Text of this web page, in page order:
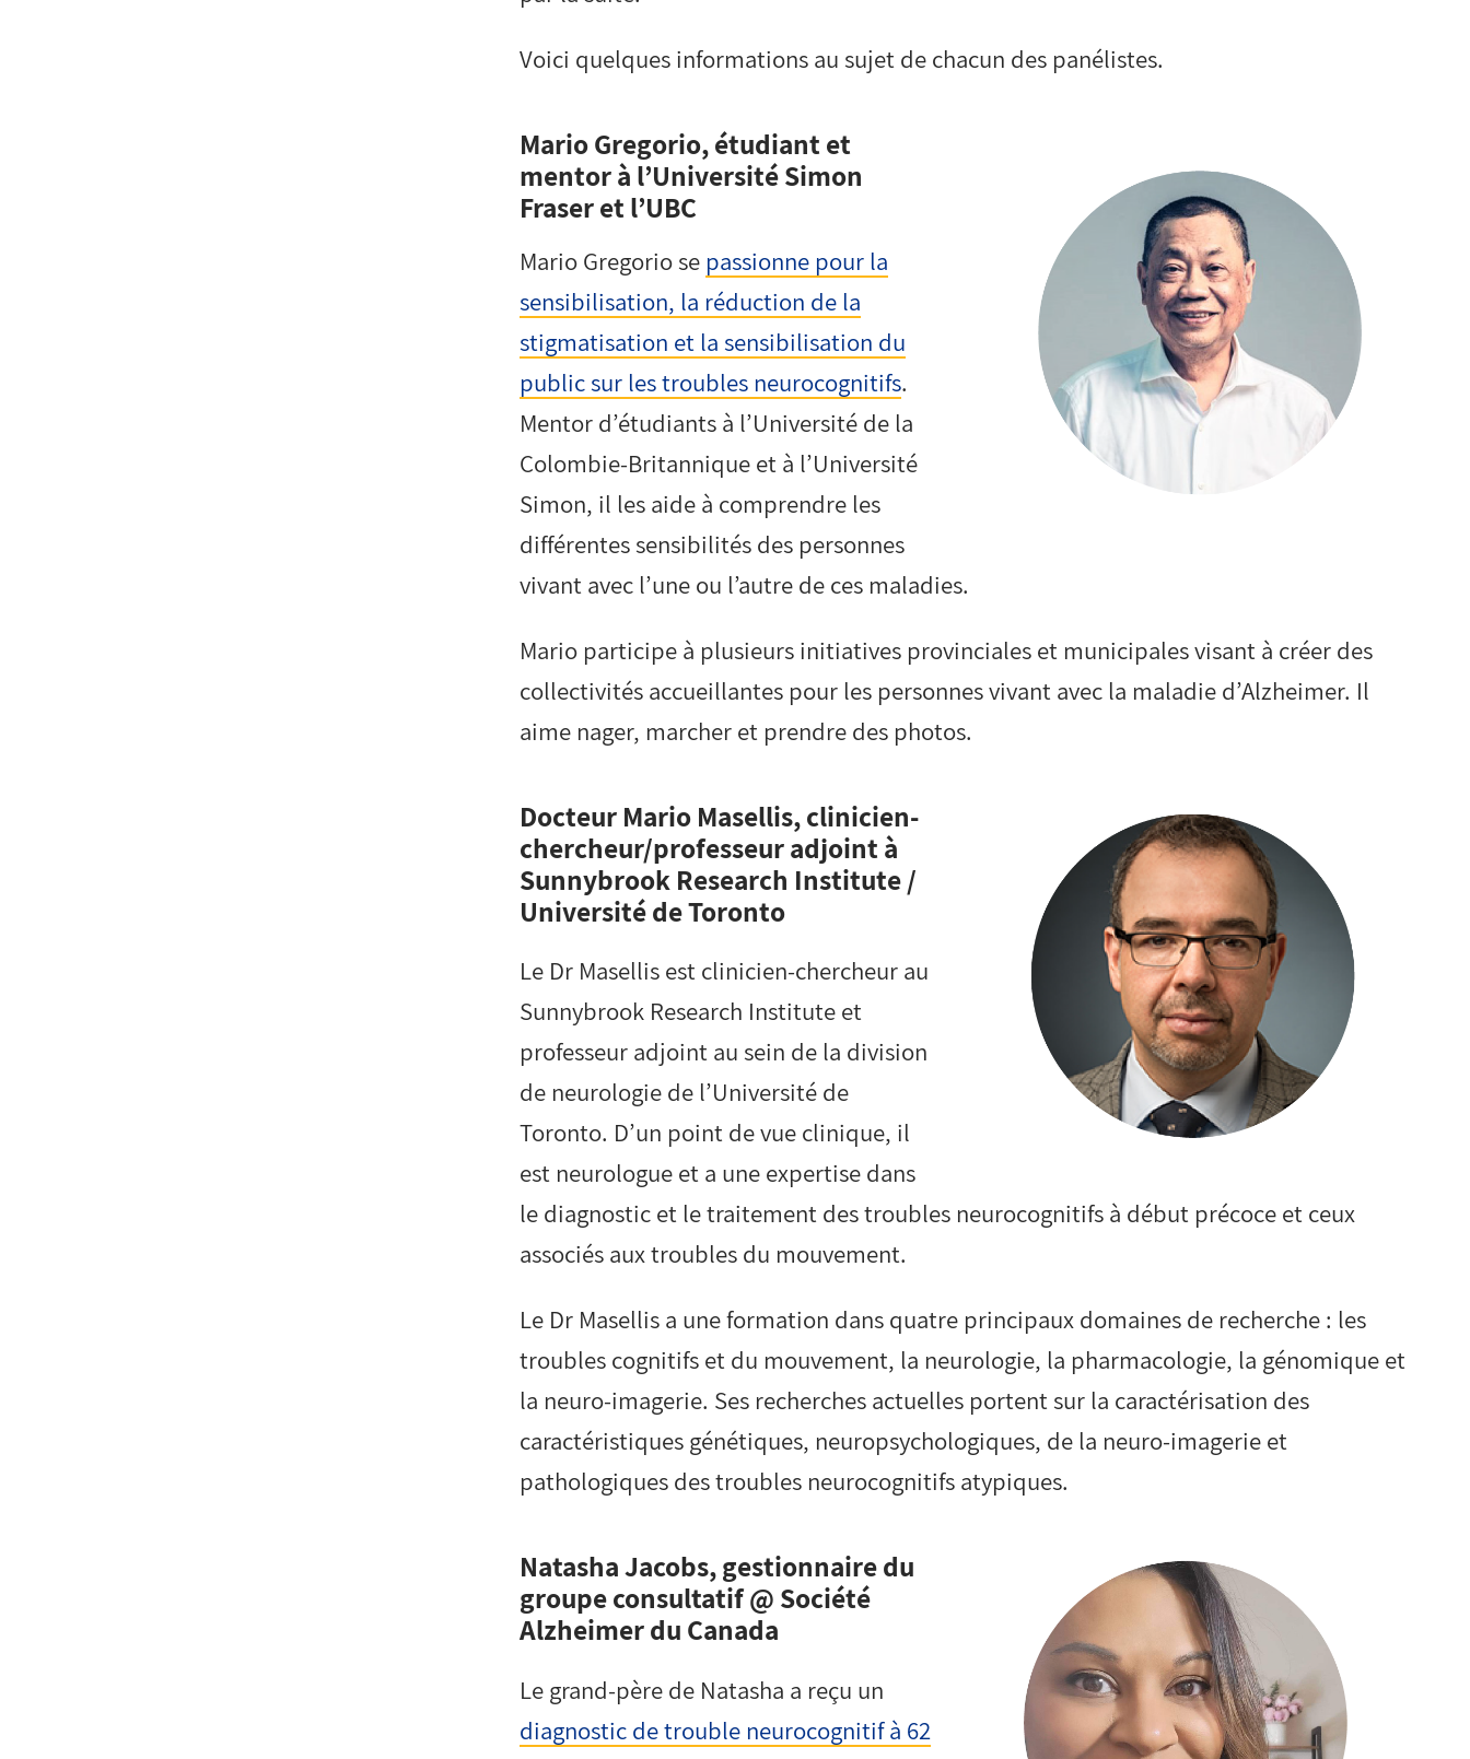
Voici quelques informations au sujet de chacun des panélistes.
Mario Gregorio, étudiant et
mentor à l’Université Simon
Fraser et l’UBC
Mario Gregorio se passionne pour la
sensibilisation, la réduction de la
stigmatisation et la sensibilisation du
public sur les troubles neurocognitifs.
Mentor d’étudiants à l’Université de la
Colombie-Britannique et à l’Université
Simon, il les aide à comprendre les
différentes sensibilités des personnes
vivant avec l’une ou l’autre de ces maladies.
Mario participe à plusieurs initiatives provinciales et municipales visant à créer des
collectivités accueillantes pour les personnes vivant avec la maladie d’Alzheimer. Il
aime nager, marcher et prendre des photos.
Docteur Mario Masellis, clinicien-
chercheur/professeur adjoint à
Sunnybrook Research Institute /
Université de Toronto
Le Dr Masellis est clinicien-chercheur au
Sunnybrook Research Institute et
professeur adjoint au sein de la division
de neurologie de l’Université de
Toronto. D’un point de vue clinique, il
est neurologue et a une expertise dans
le diagnostic et le traitement des troubles neurocognitifs à début précoce et ceux
associés aux troubles du mouvement.
Le Dr Masellis a une formation dans quatre principaux domaines de recherche : les
troubles cognitifs et du mouvement, la neurologie, la pharmacologie, la génomique et
la neuro-imagerie. Ses recherches actuelles portent sur la caractérisation des
caractéristiques génétiques, neuropsychologiques, de la neuro-imagerie et
pathologiques des troubles neurocognitifs atypiques.
Natasha Jacobs, gestionnaire du
groupe consultatif @ Société
Alzheimer du Canada
Le grand-père de Natasha a reçu un
diagnostic de trouble neurocognitif à 62